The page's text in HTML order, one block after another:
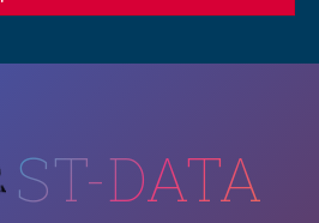
ST-DATA